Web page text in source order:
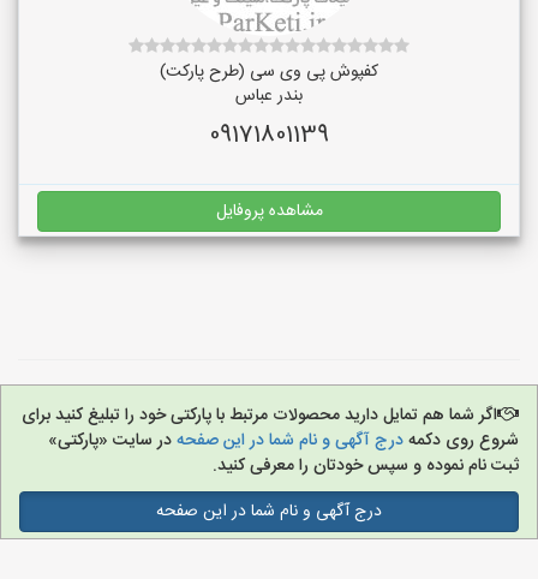
کفپوش پی وی سی (طرح پارکت)
بندر عباس
09171801139
مشاهده پروفایل
اگر شما هم تمایل دارید محصولات مرتبط با پارکتی خود را تبلیغ کنید برای
شروع روی دکمهدرج آگهی و نام شما در این صفحهدر سایت «پارکتی»
ثبت نام نموده و سپس خودتان را معرفی کنید.
درج آگهی و نام شما در این صفحه